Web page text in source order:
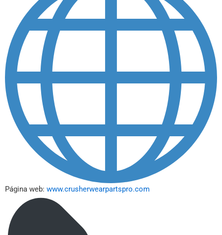
Página web: www.crusherwearpartspro.com